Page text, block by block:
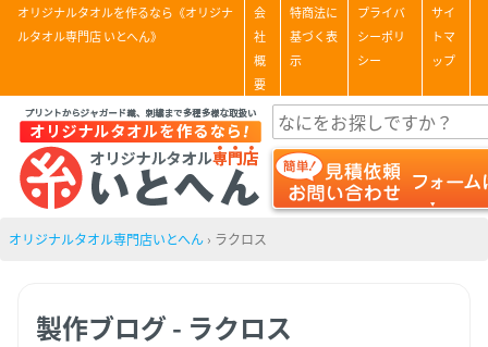
オリジナルタオルを作るなら《オリジナ
ルタオル専門店 いとへん》
会
社
概
要
特商法に
基づく表
示
プライバ
シーポリ
シー
サイ
トマ
ップ
オリジナルタオル専門店いとへん › ラクロス
製作ブログ - ラクロス